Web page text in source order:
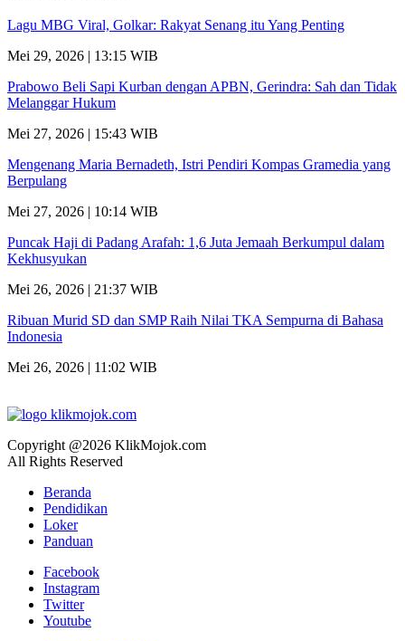
Lagu MBG Viral, Golkar: Rakyat Senang itu Yang Penting
Mei 29, 2026 | 13:15 WIB
Prabowo Beli Sapi Kurban dengan APBN, Gerindra: Sah dan Tidak
Melanggar Hukum
Mei 27, 2026 | 15:43 WIB
Mengenang Maria Bernadeth, Istri Pendiri Kompas Gramedia yang
Berpulang
Mei 27, 2026 | 10:14 WIB
Puncak Haji di Padang Arafah: 1,6 Juta Jemaah Berkumpul dalam
Kekhusyukan
Mei 26, 2026 | 21:37 WIB
Ribuan Murid SD dan SMP Raih Nilai TKA Sempurna di Bahasa
Indonesia
Mei 26, 2026 | 11:02 WIB
Copyright @2026 KlikMojok.com
All Rights Reserved
Beranda
Pendidikan
Loker
Panduan
Facebook
Instagram
Twitter
Youtube